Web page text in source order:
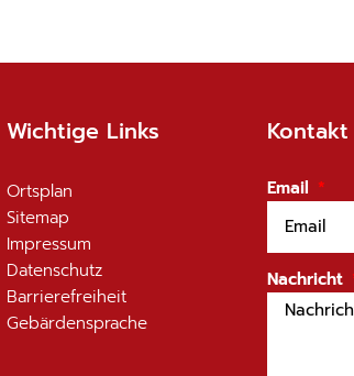
Wichtige Links
Ortsplan
Sitemap
Impressum
Datenschutz
Barrierefreiheit
Gebärdensprache
Kontakt
Email
Nachricht